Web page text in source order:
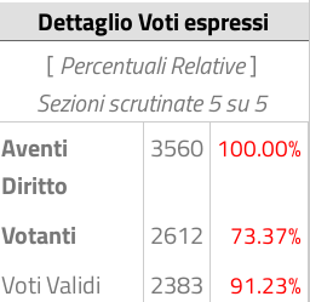
Dettaglio Voti espressi
[Percentuali Relative]
Sezioni scrutinate 5 su 5
Aventi
Diritto
3560 100.00%
Votanti 2612 73.37%
Voti Validi 2383 91.23%